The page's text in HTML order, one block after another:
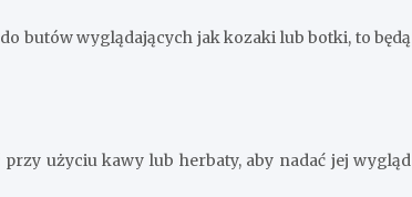
butów wyglądających jak kozaki lub botki, to będą
użyciu kawy lub herbaty, aby nadać jej wygląd